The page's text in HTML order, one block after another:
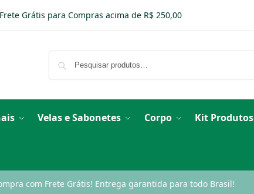
Grátis para Compras acima de R$ 250,00
Velas e Sabonetes Corpo Kit Produtos
com Frete Grátis! Entrega garantida para todo Brasil!